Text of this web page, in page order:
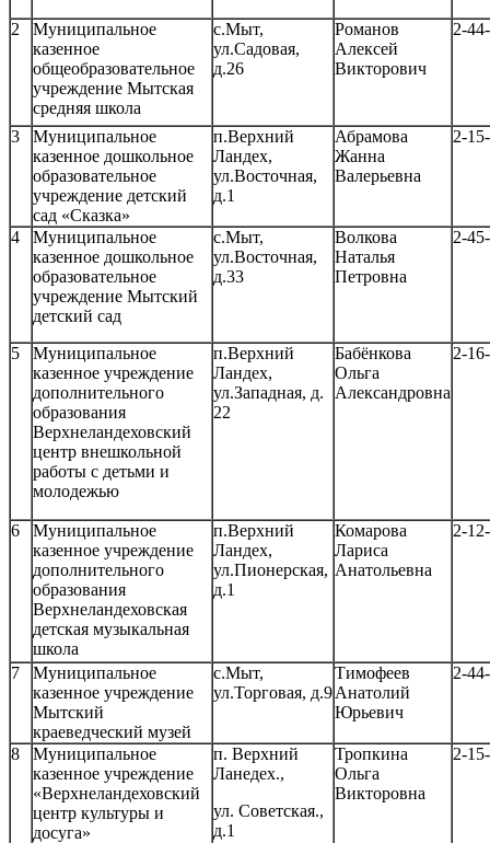
2
Муниципальное
казенное
общеобразовательное
учреждение Мытская
средняя школа
с.Мыт,
ул.Садовая,
д.26
Романов
Алексей
Викторович
2-
3
Муниципальное
казенное дошкольное
образовательное
учреждение детский
сад «Сказка»
п.Верхний
Ландех,
ул.Восточная,
д.1
Абрамова
Жанна
Валерьевна
2-
4
Муниципальное
казенное дошкольное
образовательное
учреждение Мытский
детский сад
с.Мыт,
ул.Восточная,
д.33
Волкова
Наталья
Петровна
2-
5
Муниципальное
казенное учреждение
дополнительного
образования
Верхнеландеховский
центр внешкольной
работы с детьми и
молодежью
п.Верхний
Ландех,
ул.Западная, д.
22
Бабёнкова
Ольга
Александровна
2-
6
Муниципальное
казенное учреждение
дополнительного
образования
Верхнеландеховская
детская музыкальная
школа
п.Верхний
Ландех,
ул.Пионерская,
д.1
Комарова
Лариса
Анатольевна
2-
7
Муниципальное
казенное учреждение
Мытский
краеведческий музей
с.Мыт,
ул.Торговая, д.9
Тимофеев
Анатолий
Юрьевич
2-
8
Муниципальное
казенное учреждение
«Верхнеландеховский
центр культуры и
досуга»
п. Верхний
Ланедех.,
ул. Советская.,
д.1
Тропкина
Ольга
Викторовна
2-